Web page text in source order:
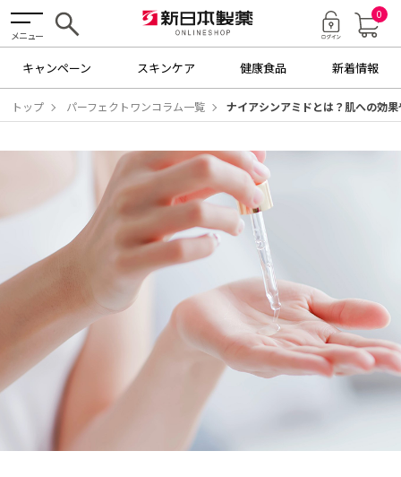
メニュー
0
キャンペーン スキンケア 健康食品 新着情報
トップ パーフェクトワンコラム一覧 ナイアシンアミドとは？肌への効